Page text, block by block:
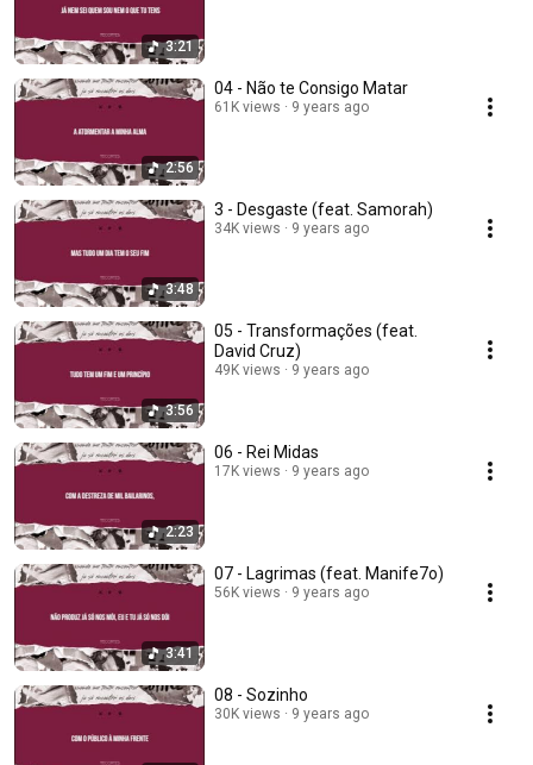
3:21
2:56
04 - Não te Consigo Matar
61K views 9 years ago
3:48
3 - Desgaste (feat. Samorah)
34K views 9 years ago
3:56
05 - Transformações (feat.
David Cruz)
49K views 9 years ago
2:23
06 - Rei Midas
17K views 9 years ago
3:41
07 - Lagrimas (feat. Manife7o)
56K views 9 years ago
08 - Sozinho
30K views 9 years ago